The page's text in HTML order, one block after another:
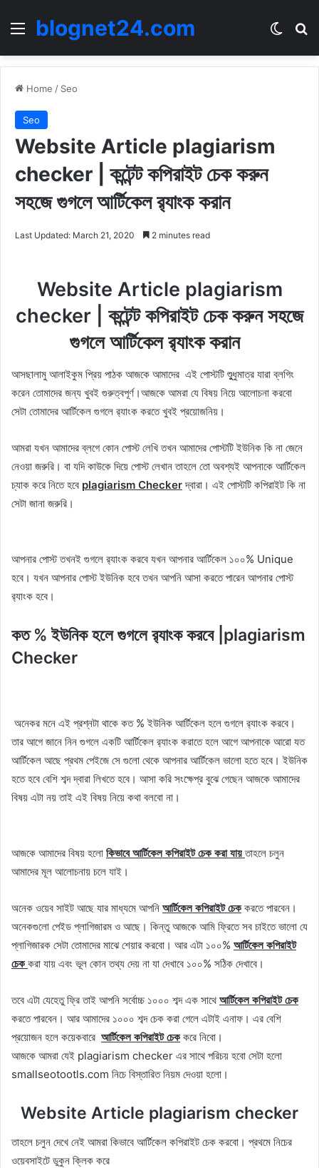
Menublognet24.com
Home / Seo
Seo
Website Article plagiarism
checker | কন্টেন্ট কপিরাইট চেক করুন
সহজে গুগলে আর্টিকেল র‍্যাংক করান
Last Updated: March 21, 2020 2 minutes read
Website Article plagiarism
checker | কন্টেন্ট কপিরাইট চেক করুন সহজে
গুগলে আর্টিকেল র‍্যাংক করান
আসছালামু আলাইকুম প্রিয় পাঠক আজকে আমাদের এই পোস্টটি শুুুধুমাত্র যারা ব্লগিং
করেন তোমাদের জন্য খুবই গুরুত্বপূর্ণ।আজকে আমরা যে বিষয় নিয়ে আলোচনা করবো
সেটা তোমাদের আর্টিকেল গুগলে র‍্যাংক করতে খুবই প্রয়োজনিয়।
আমরা যখন আমাদের ব্লগে কোন পোস্ট লেখি তখন আমাদের পোস্টটি ইউনিক কি না জেনে
নেওয়া জরুরি। বা যদি কাউকে দিয়ে পোস্ট লেখান তাহলে তো অবশ্যই আপনাকে আর্টিকেল
চ্যাক করে নিতে হবে plagiarism Checkerদ্বারা। এই পোস্টটি কপিরাইট কি না
সেটা জানা জরুরি।
আপনার পোস্ট তখনই গুগলে র‍্যাংক করবে যখন আপনার আর্টিকেল ১০০% Unique
হবে। যখন আপনার পোস্ট ইউনিক হবে তখন আপনি আসা করতে পারেন আপনার পোস্ট
র‍্যাংক হবে।
কত % ইউনিক হলে গুগলে র‍্যাংক করবে | plagiarism
Checker
অনেকর মনে এই প্রশ্নটা থাকে কত % ইউনিক আর্টিকেল হলে গুগলে র‍্যাংক করবে।
তার আগে জানে নিন গুগলে একটি আর্টিকেল র‍্যাংক করাতে হলে আগে আপনাকে আরো যত
আর্টিকেল আছে প্রথম পেইজে সে গুলো থেকে আপনার আর্টিকেল ভালো হতে হবে। ইউনিক
হতে হবে বেশি শব্দ দ্বারা লিখতে হবে। আসা করি সংক্ষেপ্র বুঝে গেছেন আজকে আমাদের
বিষয় এটা নয় তাই এই বিষয় নিয়ে কথা বলবো না।
আজকে আমাদের বিষয় হলো কিভাবে আর্টিকেল কপিরাইট চেক করা যায়তাহলে চলুন
আমাদের মূল আলোচনায় চলে যাই।
অনেক ওয়েব সাইট আছে যার মাধ্যমে আপনি আর্টিকেল কপিরাইট চেককরতে পারবেন।
অনেকগুলো পেইড প্লাগিজারম ও আছে। কিন্তু আজকে আমি ফ্রিতে সব চাইতে ভালো যে
প্লাগিজারক সেটা তোমাদের মাঝে শেয়ার করবো। আর এটা ১০০% আর্টিকেলকপিরাইট
চেককরা যায় এবং ভূল কোন তথ্য দেয় না যা দেখাবে ১০০% সঠিক দেখাবে।
তবে এটা যেহেতু ফ্রি তাই আপনি সর্বোচ্চ ১০০০ শব্দ এক সাথেআর্টিকেলকপিরাইট চেক
করতে পারবেন। আর আমাদের ১০০০ শব্দ চেক করা গেলে এটাই এনাফ। এর বেশি
প্রয়োজন হলে কয়েকবারে আর্টিকেলকপিরাইট চেককরে নিবো।
আজকে আমরা যেই plagiarism checker এর সাথে পরিচয় হবো সেটা হলো
smallseotootls.com নিচে বিস্তারিত নিয়ম দেওয়া হলো।
Website Article plagiarism checker
তাহলে চলুন দেখে নেই আমরা কিভাবে আর্টিকেল কপিরাইট চেক করবো। প্রথমে নিচের
ওয়েবসাইটে ডুকুন ক্লিক করে